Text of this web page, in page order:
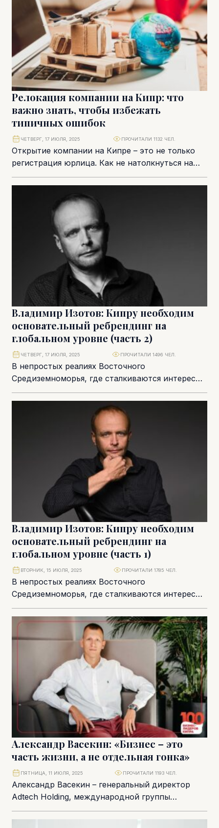
Релокация компании на Кипр: что
важно знать, чтобы избежать
типичных ошибок
Открытие компании на Кипре – это не только
регистрация юрлица. Как не натолкнуться на
отказ банка, не потерять право на...
ЧЕТВЕРГ, 17 ИЮЛЯ, 2025 ПРОЧИТАЛИ 1132 ЧЕЛ.
Владимир Изотов: Кипру необходим
основательный ребрендинг на
глобальном уровне (часть 2)
В непростых реалиях Восточного
Средиземноморья, где сталкиваются интересы
Турции, Израиля, арабских стран и глобальных
игроков, Кипр пытается отстоять свою
ЧЕТВЕРГ, 17 ИЮЛЯ, 2025 ПРОЧИТАЛИ 1496 ЧЕЛ.
Владимир Изотов: Кипру необходим
основательный ребрендинг на
глобальном уровне (часть 1)
В непростых реалиях Восточного
Средиземноморья, где сталкиваются интересы
Турции, Израиля, арабских стран и глобальных
игроков, Кипр пытается отстоять свою
ВТОРНИК, 15 ИЮЛЯ, 2025 ПРОЧИТАЛИ 1785 ЧЕЛ.
Александр Васекин: «Бизнес – это
часть жизни, а не отдельная гонка»
Александр Васекин – генеральный директор
Adtech Holding, международной группы
компаний, работающей в сфере рекламных
технологий и цифровой монетизации. Более
ПЯТНИЦА, 11 ИЮЛЯ, 2025 ПРОЧИТАЛИ 1193 ЧЕЛ.